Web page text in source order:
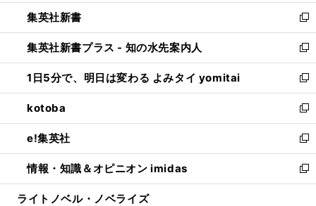
く
ウ
で
開
く
ウ
ィ
ン
ド
ウ
で
開
く
し
い
ウ
ィ
ン
ド
ウ
で
開
く
集英社新書
新
し
い
ウ
ィ
ン
ド
ウ
で
開
く
集英社新書プラス - 知の水先案内人
新
し
い
ウ
ィ
ン
ド
ウ
で
開
1日5分で、明日は変わる よみタイ yomitai
新
し
い
ウ
ィ
ン
ド
ウ
kotoba
新
し
い
ウ
ィ
ン
e!集英社
新
し
い
ウ
情報・知識＆オピニオン imidas
新
し
ライトノベル・ノベライズ